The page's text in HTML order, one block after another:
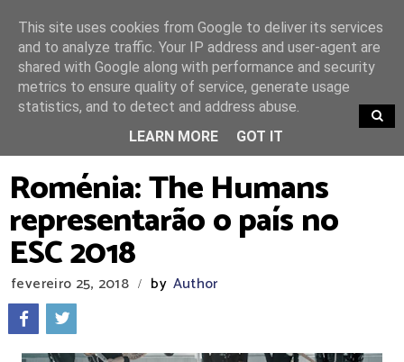
TRENDING
Roménia: The Humans
representarão o país no
ESC 2018
fevereiro 25, 2018 / by Author
This site uses cookies from Google to deliver its services
and to analyze traffic. Your IP address and user-agent are
shared with Google along with performance and security
metrics to ensure quality of service, generate usage
statistics, and to detect and address abuse.
LEARN MORE
GOT IT